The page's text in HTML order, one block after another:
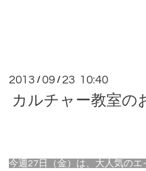
2013 / 09 / 23 10:40
カルチャー教室
今週27日（金）は、大人気の